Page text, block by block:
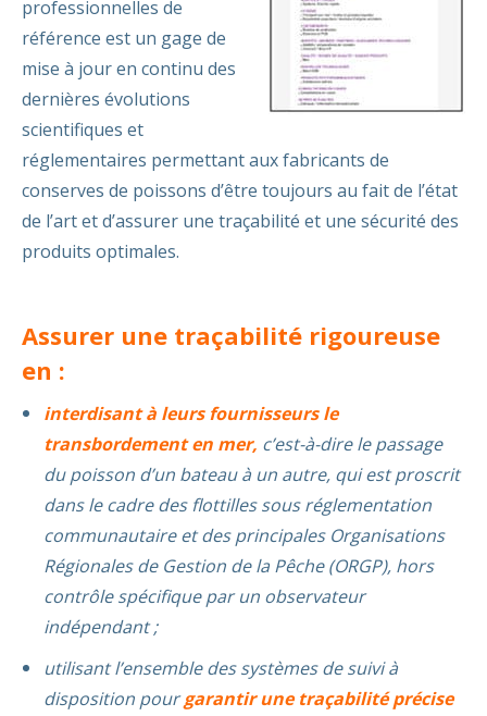
professionnelles de
référence est un gage de
mise à jour en continu des
dernières évolutions
scientifiques et
réglementaires permettant aux fabricants de
conserves de poissons d’être toujours au fait de l’état
de l’art et d’assurer une traçabilité et une sécurité des
produits optimales.
Assurer une traçabilité rigoureuse
en :
interdisant à leurs fournisseurs le
transbordement en mer, c’est-à-dire le passage
du poisson d’un bateau à un autre, qui est proscrit
dans le cadre des flottilles sous réglementation
communautaire et des principales Organisations
Régionales de Gestion de la Pêche (ORGP), hors
contrôle spécifique par un observateur
indépendant ;
utilisant l’ensemble des systèmes de suivi à
disposition pourgarantir une traçabilité précise